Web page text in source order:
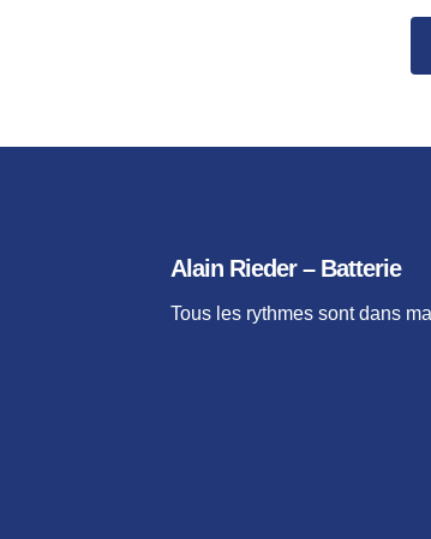
Alain Rieder – Batterie
Tous les rythmes sont dans